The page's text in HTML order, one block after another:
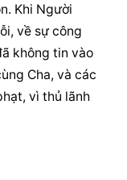
Khi Người
về sự công
không tin vào
Cha, và các
vì thủ lãnh